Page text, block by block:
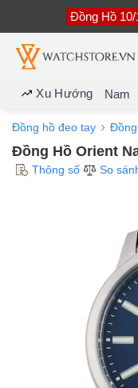
nội
dung
Đồng Hồ 10/
Xu Hướng Nam
Đồng hồ đeo tay
Đồng Hồ Orient
Thông số So